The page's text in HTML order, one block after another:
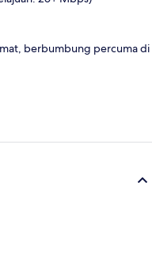
berbumbung percuma di